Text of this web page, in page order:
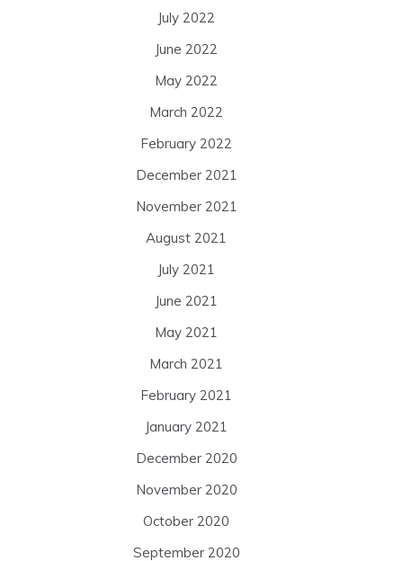
July 2022
June 2022
May 2022
March 2022
February 2022
December 2021
November 2021
August 2021
July 2021
June 2021
May 2021
March 2021
February 2021
January 2021
December 2020
November 2020
October 2020
September 2020